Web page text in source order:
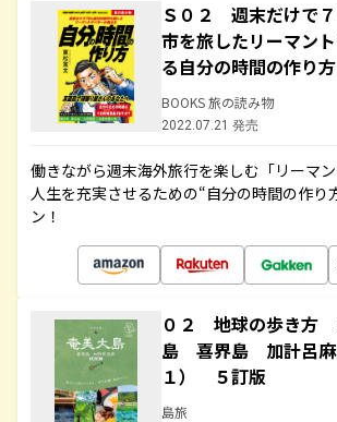
Ｓ０２ 週末だけで
市を旅したリーマン
る自分の時間の作り方
BOOKS 旅の読み物
2022.07.21 発売
働きながら週末海外旅行を楽しむ「リーマン
人生を充実させるための“自分の時間の作り
ン！
０２ 地球の歩き方
島 喜界島 加計呂麻
１） ５訂版
島旅